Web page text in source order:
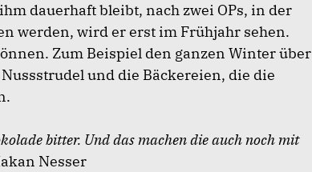
dauerhaft bleibt, nach zwei OPs, in der
werden, wird er erst im Frühjahr sehen.
Zum Beispiel den ganzen Winter über
und die Bäckereien, die die
bitter. Und das machen die auch noch mit
Nesser